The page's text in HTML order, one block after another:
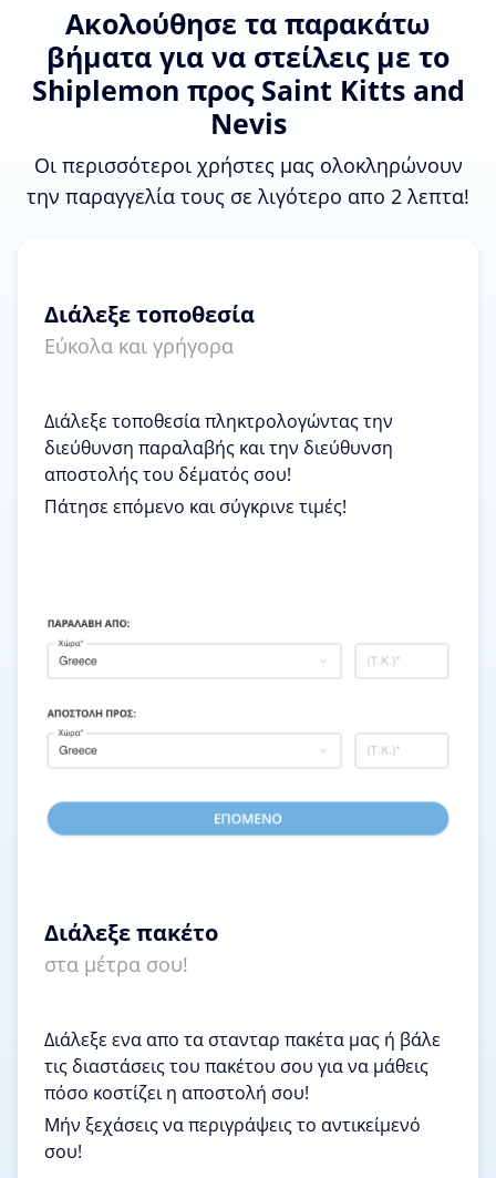
Ακολούθησε τα παρακάτω
βήματα για να στείλεις με το
Shiplemon προς Saint Kitts and
Nevis
Οι περισσότεροι χρήστες μας ολοκληρώνουν
την παραγγελία τους σε λιγότερο απο 2 λεπτα!
Διάλεξε τοποθεσία
Εύκολα και γρήγορα
Διάλεξε τοποθεσία πληκτρολογώντας την
διεύθυνση παραλαβής και την διεύθυνση
αποστολής του δέματός σου!
Πάτησε επόμενο και σύγκρινε τιμές!
Διάλεξε πακέτο
στα μέτρα σου!
Διάλεξε ενα απο τα στανταρ πακέτα μας ή βάλε
τις διαστάσεις του πακέτου σου για να μάθεις
πόσο κοστίζει η αποστολή σου!
Μήν ξεχάσεις να περιγράψεις το αντικείμενό
σου!